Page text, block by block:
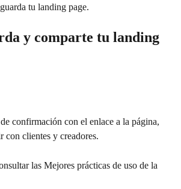
tu landing page.
y comparte tu landing
confirmación con el enlace a la página,
con clientes y creadores.
las Mejores prácticas de uso de la